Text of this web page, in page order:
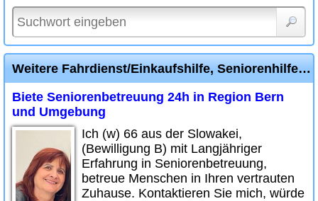
Weitere Fahrdienst/Einkaufshilfe, Seniorenhilfe Diverse Inserate
Biete Seniorenbetreuung 24h in Region Bern
und Umgebung
Ich (w) 66 aus der Slowakei,
(Bewilligung B) mit Langjähriger
Erfahrung in Seniorenbetreuung,
betreue Menschen in Ihren vertrauten
Zuhause. Kontaktieren Sie mich, würde